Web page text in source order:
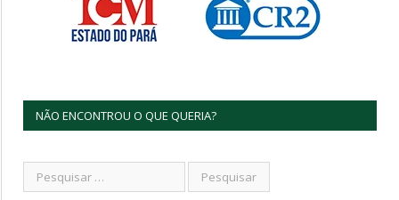
NÃO ENCONTROU O QUE QUERIA?